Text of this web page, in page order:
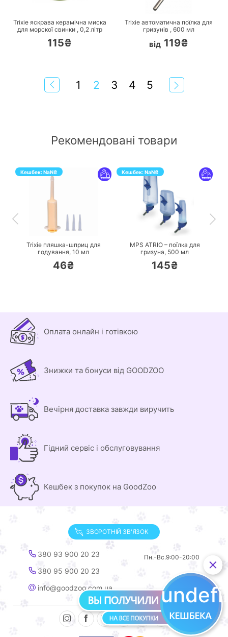
ПЕРЕЙТИ
Trixie яскрава керамічна миска
для морскої свинки , 0,2літр
115₴
ПЕРЕЙТИ
Trixie автоматична поїлка для
гризунів , 600 мл
від 119₴
1 2 3 4 5
Рекомендовані товари
Кешбек:NaN₴
ПЕРЕЙТИ
Trixie пляшка-шприц для
годування, 10 мл
46₴
Кешбек:NaN₴
ПЕРЕЙТИ
MPS ATRIO – поїлка для
гризуна, 500 мл
145₴
Оплата онлайн і готівкою
Знижки та бонуси від GOODZOO
Вечірня доставка завжди виручить
Гідний сервіс і обслуговування
Кешбек з покупок на GoodZoo
ЗВОРОТНІЙ ЗВ'ЯЗОК
380 93 900 20 23
380 95 900 20 23
info@goodzoo.com.ua
Пн.-Вс.9:00-20:00